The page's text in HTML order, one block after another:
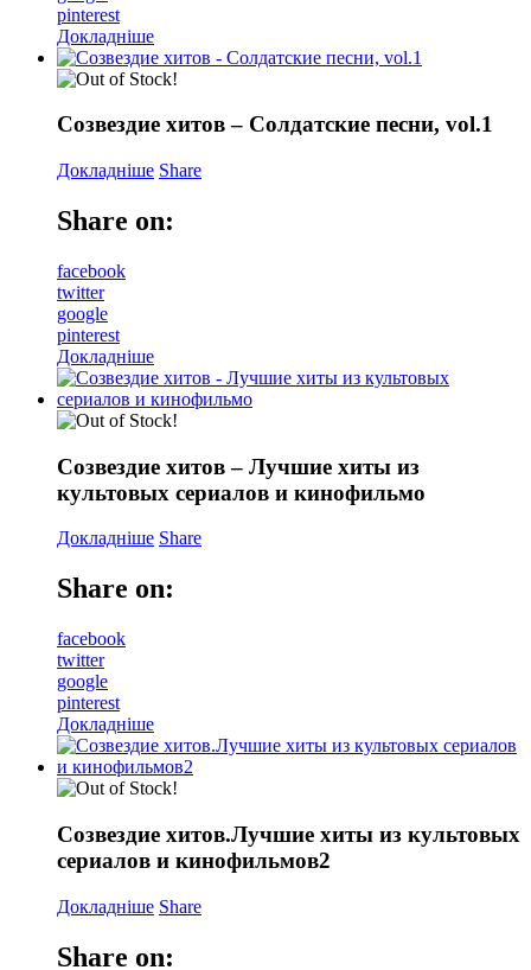
pinterest
Докладніше
Созвездие хитов – Солдатские песни, vol.1
Докладніше Share
Share on:
facebook
twitter
google
pinterest
Докладніше
Созвездие хитов – Лучшие хиты из
культовых сериалов и кинофильмо
Докладніше Share
Share on:
facebook
twitter
google
pinterest
Докладніше
Созвездие хитов.Лучшие хиты из культовых
сериалов и кинофильмов2
Докладніше Share
Share on: